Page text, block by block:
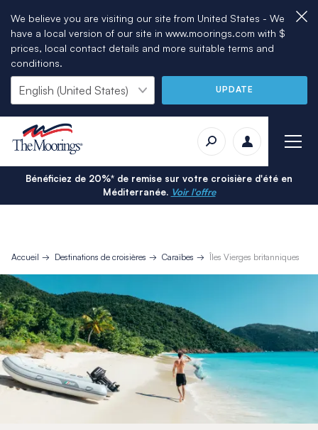
We believe you are visiting our site from United States - We
have a local version of our site in www.moorings.com with $
prices, local contact details and more suitable terms and
conditions.
UPDATE
Bénéficiez de 20%* de remise sur votre croisière d'été en
Méditerranée. Voir l'offre
Accueil Destinations de croisières Caraïbes Îles Vierges britanniques